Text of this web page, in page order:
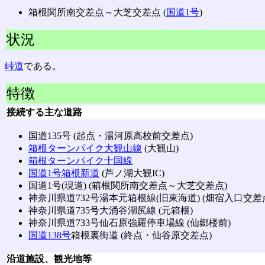
箱根関所南交差点～大芝交差点 (国道1号)
状況
峠道である。
特徴
接続する主な道路
国道135号 (起点・湯河原高校前交差点)
箱根ターンパイク大観山線 (大観山)
箱根ターンパイク十国線
国道1号箱根新道 (芦ノ湖大観IC)
国道1号(現道) (箱根関所南交差点～大芝交差点)
神奈川県道732号湯本元箱根線(旧東海道) (畑宿入口交差
神奈川県道735号大涌谷湖尻線 (元箱根)
神奈川県道733号仙石原強羅停車場線 (仙郷楼前)
国道138号箱根裏街道 (終点・仙谷原交差点)
沿道施設、観光地等